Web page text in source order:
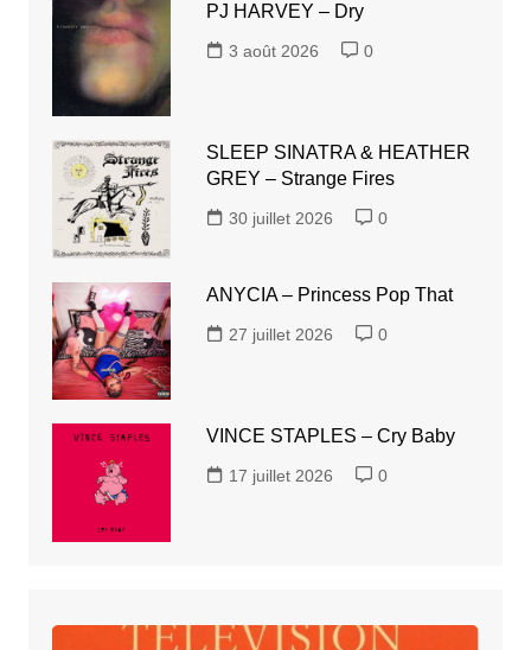
PJ HARVEY – Dry
3 août 2026 0
SLEEP SINATRA & HEATHER
GREY – Strange Fires
30 juillet 2026 0
ANYCIA – Princess Pop That
27 juillet 2026 0
VINCE STAPLES – Cry Baby
17 juillet 2026 0
TELEVISION